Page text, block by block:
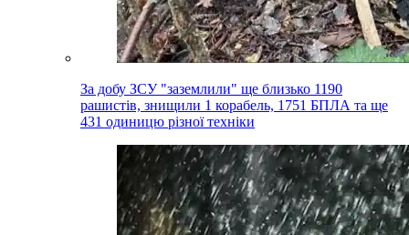
За добу ЗСУ "заземлили" ще близько 1190
рашистів, знищили 1 корабель, 1751 БПЛА та ще
431 одиницю різної техніки